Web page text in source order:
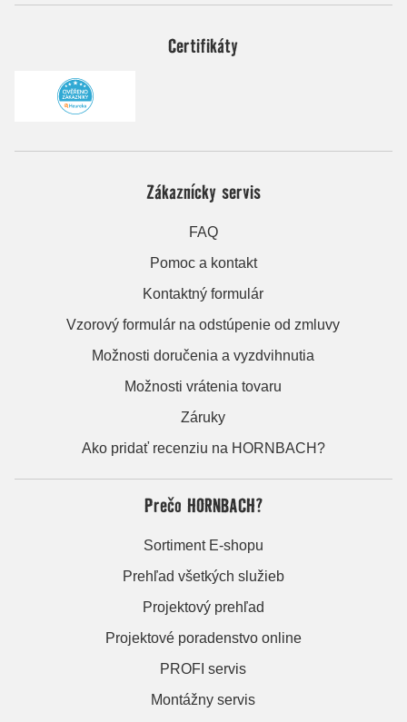
Certifikáty
Zákaznícky servis
FAQ
Pomoc a kontakt
Kontaktný formulár
Vzorový formulár na odstúpenie od zmluvy
Možnosti doručenia a vyzdvihnutia
Možnosti vrátenia tovaru
Záruky
Ako pridať recenziu na HORNBACH?
Prečo HORNBACH?
Sortiment E-shopu
Prehľad všetkých služieb
Projektový prehľad
Projektové poradenstvo online
PROFI servis
Montážny servis